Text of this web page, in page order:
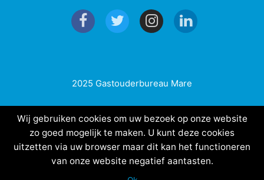
2025 Gastouderbureau Mare
Wij gebruiken cookies om uw bezoek op onze website
zo goed mogelijk te maken. U kunt deze cookies
uitzetten via uw browser maar dit kan het functioneren
van onze website negatief aantasten.